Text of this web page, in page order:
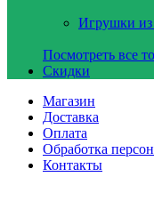
Игрушки из
Посмотреть все
Скидки
Магазин
Доставка
Оплата
Обработка
Контакты